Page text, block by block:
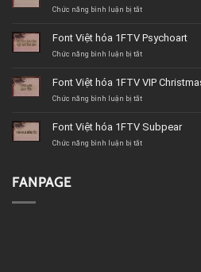
Chức năng bình luận bị tắtở
hóa
1FTV
Beach
Font Việt hóa 1FTV Psychoart
Chức năng bình luận bị tắtở
hóa
1FTV
Font Việt hóa 1FTV VIP
Chức năng bình luận bị tắtở
hóa
1FTV
Font Việt hóa 1FTV Subpear
Chức năng bình luận bị tắtở
FANPAGE